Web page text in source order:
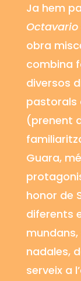
Ja hem
Octavario
obra
combina
diversos
pastorals
(prenent
Guara,
honor de
diferents
nadales,
serveix a